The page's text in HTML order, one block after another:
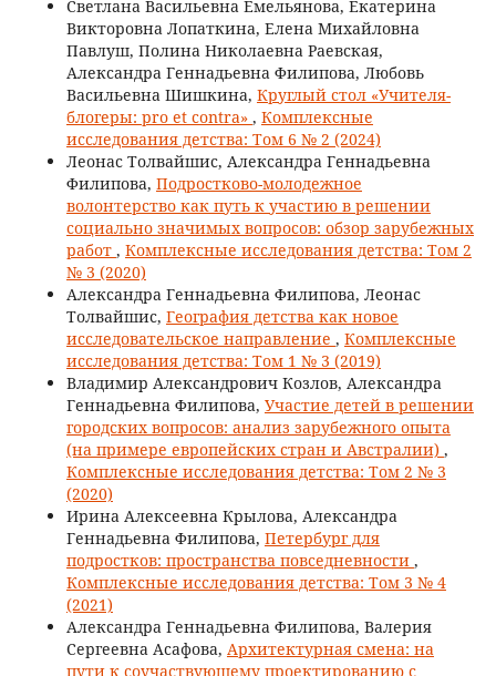
Светлана Васильевна Емельянова, Екатерина
Викторовна Лопаткина, Елена Михайловна
Павлуш, Полина Николаевна Раевская,
Александра Геннадьевна Филипова, Любовь
Васильевна Шишкина, Круглый стол «Учителя-
блогеры: pro et contra» , Комплексные
исследования детства: Том 6 № 2 (2024)
Леонас Толвайшис, Александра Геннадьевна
Филипова, Подростково-молодежное
волонтерство как путь к участию в решении
социально значимых вопросов: обзор зарубежных
работ , Комплексные исследования детства: Том 2
№ 3 (2020)
Александра Геннадьевна Филипова, Леонас
Толвайшис, География детства как новое
исследовательское направление , Комплексные
исследования детства: Том 1 № 3 (2019)
Владимир Александрович Козлов, Александра
Геннадьевна Филипова, Участие детей в решении
городских вопросов: анализ зарубежного опыта
(на примере европейских стран и Австралии) ,
Комплексные исследования детства: Том 2 № 3
(2020)
Ирина Алексеевна Крылова, Александра
Геннадьевна Филипова, Петербург для
подростков: пространства повседневности ,
Комплексные исследования детства: Том 3 № 4
(2021)
Александра Геннадьевна Филипова, Валерия
Сергеевна Асафова, Архитектурная смена: на
пути к соучаствующему проектированию с